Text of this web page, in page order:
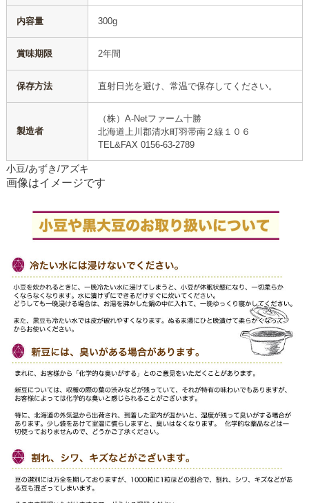
内容量 300g
賞味期限 2年間
保存方法 直射日光を避け、常温で保存してください。
製造者
（株）A-Netファーム十勝
北海道上川郡清水町羽帯南２線１０６
TEL&FAX 0156-63-2789
小豆/あずき/アズキ
画像はイメージです